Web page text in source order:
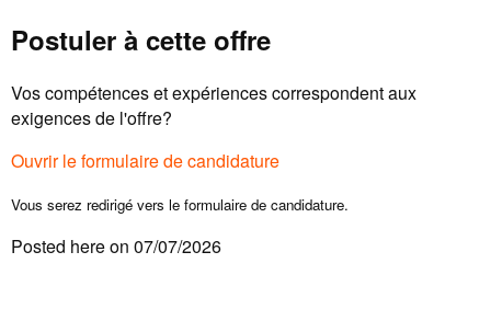
Postuler à cette offre
Vos compétences et expériences correspondent aux
exigences de l'offre?
Ouvrir le formulaire de candidature
Vous serez redirigé vers le formulaire de candidature.
Posted here on 07/07/2026